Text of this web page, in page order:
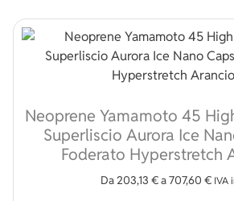
Neoprene Yamamoto 45
Superliscio Aurora Ice
Foderato Hyperstretch
Da203,13 €a707,60 € IVA